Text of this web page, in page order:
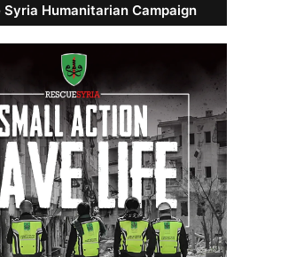
Syria Humanitarian Campaign